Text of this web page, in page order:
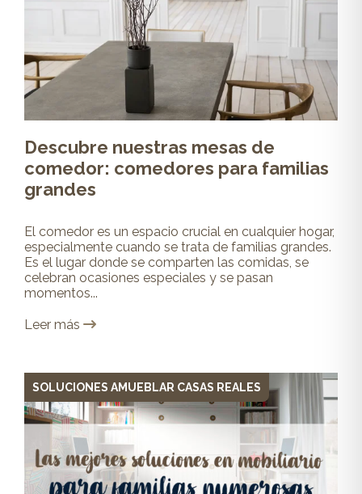
Descubre nuestras mesas de
comedor: comedores para familias
grandes
El comedor es un espacio crucial en cualquier hogar,
especialmente cuando se trata de familias grandes.
Es el lugar donde se comparten las comidas, se
celebran ocasiones especiales y se pasan
momentos...
Leer más
SOLUCIONES AMUEBLAR CASAS REALES